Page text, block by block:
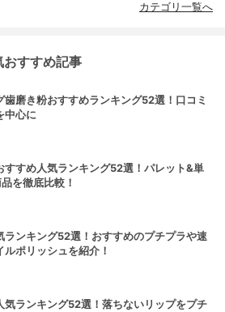
カテゴリ一覧へ
おすすめ記事
歯磨き粉おすすめランキング52選！口コミ
中心に
すすめ人気ランキング52選！パレット&単
を徹底比較！
ランキング52選！おすすめのプチプラや速
ポリッシュを紹介！
気ランキング52選！落ちないリップをプチ